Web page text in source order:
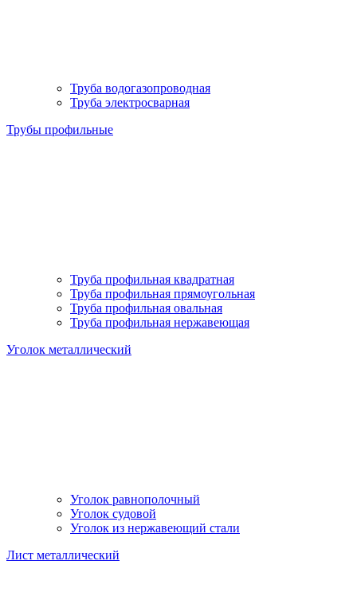
Труба водогазопроводная
Труба электросварная
Трубы профильные
Труба профильная квадратная
Труба профильная прямоугольная
Труба профильная овальная
Труба профильная нержавеющая
Уголок металлический
Уголок равнополочный
Уголок судовой
Уголок из нержавеющий стали
Лист металлический